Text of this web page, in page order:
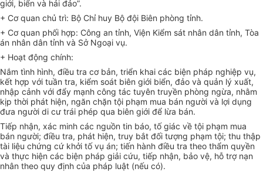
giới, biển và hải đảo”.
+ Cơ quan chủ trì: Bộ Chỉ huy Bộ đội Biên phòng tỉnh.
+ Cơ quan phối hợp: Công an tỉnh, Viện Kiểm sát nhân dân tỉnh, Tòa
án nhân dân tỉnh và Sở Ngoại vụ.
+ Hoạt động chính:
Nắm tình hình, điều tra cơ bản, triển khai các biện pháp nghiệp vụ,
kết hợp với tuần tra, kiểm soát biên giới biển, đảo và quản lý xuất,
nhập cảnh với đẩy mạnh công tác tuyên truyền phòng ngừa, nhằm
kịp thời phát hiện, ngăn chặn tội phạm mua bán người và lợi dụng
đưa người di cư trái phép qua biên giới để lừa bán.
Tiếp nhận, xác minh các nguồn tin báo, tố giác về tội phạm mua
bán người; điều tra, phát hiện, truy bắt đối tượng phạm tội; thu thập
tài liệu chứng cứ khởi tố vụ án; tiến hành điều tra theo thẩm quyền
và thực hiện các biện pháp giải cứu, tiếp nhận, bảo vệ, hỗ trợ nạn
nhân theo quy định của pháp luật (nếu có).